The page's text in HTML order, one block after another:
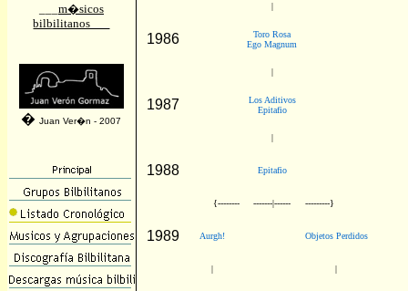
m�sicos
bilbilitanos___
�Juan Ver�n - 2007
|
1986
Toro Rosa
Ego Magnum
|
1987
Los Aditivos
Epitafio
|
1988 Epitafio
{-------- -------|------ ---------}
1989 Aurgh! Objetos Perdidos
| |